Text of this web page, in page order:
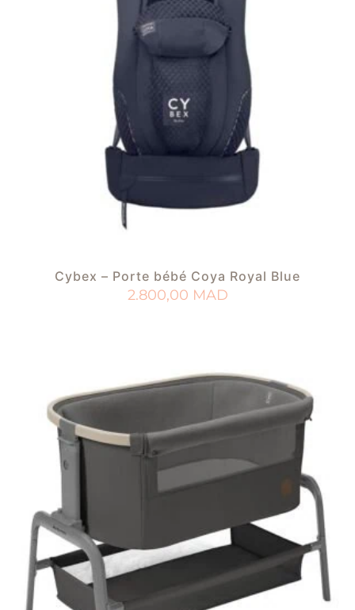
Cybex – Porte bébé Coya Royal Blue
2.800,00 MAD